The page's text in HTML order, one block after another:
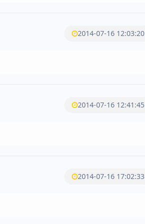
2014-07-16 12:03:20
2014-07-16 12:41:45
2014-07-16 17:02:33